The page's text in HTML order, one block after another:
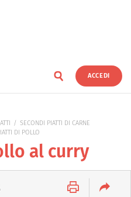
ACCEDI
SECONDI PIATTI DI CARNE
DI POLLO
al curry